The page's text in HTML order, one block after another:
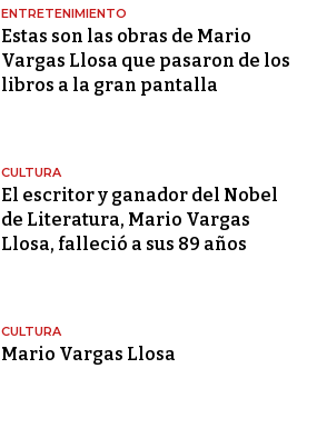
ENTRETENIMIENTO
Estas son las obras de Mario
Vargas Llosa que pasaron de los
libros a la gran pantalla
CULTURA
El escritor y ganador del Nobel
de Literatura, Mario Vargas
Llosa, falleció a sus 89 años
CULTURA
Mario Vargas Llosa